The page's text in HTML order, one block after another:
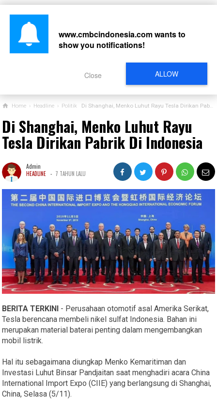
Home › Headline › Politik Di Shanghai, Menko Luhut Rayu Tesla Dirikan Pabrik Di Indonesia
Di Shanghai, Menko Luhut Rayu
Tesla Dirikan Pabrik Di Indonesia
Admin
HEADLINE - 7 TAHUN LALU
BERITA TERKINI - Perusahaan otomotif asal Amerika Serikat,
Tesla berencana membeli nikel sulfat Indonesia. Bahan ini
merupakan material baterai penting dalam mengembangkan
mobil listrik.
Hal itu sebagaimana diungkap Menko Kemaritiman dan
Investasi Luhut Binsar Pandjaitan saat menghadiri acara China
International Import Expo (CIIE) yang berlangsung di Shanghai,
China, Selasa (5/11).
www.cmbcindonesia.comwants to
show you notifications!
ALLOW
Close